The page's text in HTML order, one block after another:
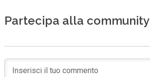
Partecipa alla community